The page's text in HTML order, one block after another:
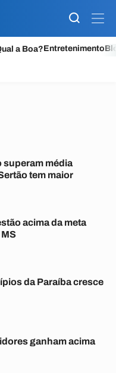
a Boa?Entretenimento
superam média
tem maior
acima da meta
da Paraíba cresce
ganham acima